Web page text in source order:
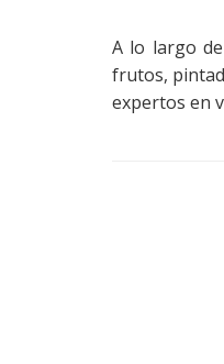
A lo largo
frutos,
expertos en